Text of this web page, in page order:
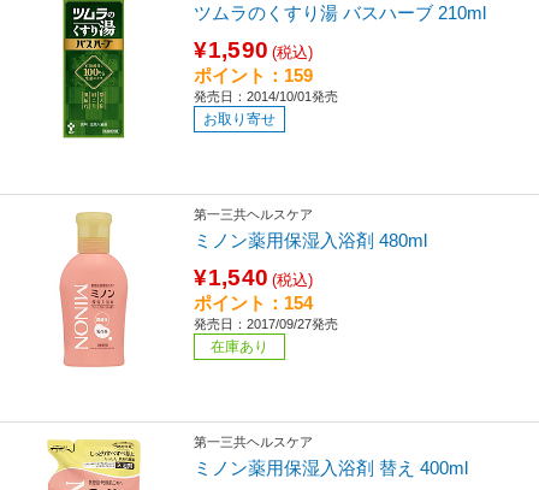
ツムラのくすり湯 バスハーブ 210ml
¥1,590 (税込)
ポイント：159
発売日：2014/10/01発売
お取り寄せ
第一三共ヘルスケア
ミノン薬用保湿入浴剤 480ml
¥1,540 (税込)
ポイント：154
発売日：2017/09/27発売
在庫あり
第一三共ヘルスケア
ミノン薬用保湿入浴剤 替え 400ml